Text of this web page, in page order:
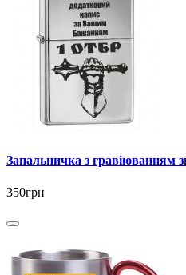
Запальничка з гравіюванням
350грн